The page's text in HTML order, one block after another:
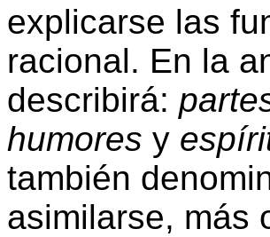
explicarse las
racional. En la
describirá:
humores y
también
asimilarse, más